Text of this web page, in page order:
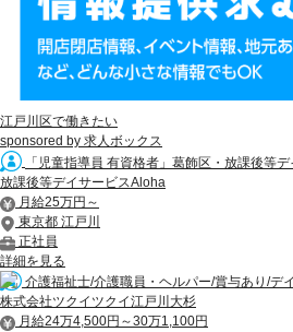
江戸川区で働きたい
sponsored by 求人ボックス
「児童指導員 有資格者」葛飾区・放課後等
放課後等デイサービスAloha
月給25万円～
東京都 江戸川
正社員
詳細を見る
介護福祉士/介護職員・ヘルパー/賞与あり/デ
株式会社ツクイツクイ江戸川大杉
月給24万4,500円～30万1,100円